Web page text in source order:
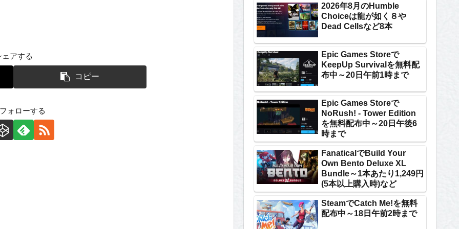
ェアする
コピー
ォローする
2026年8月のHumble
Choiceは龍が如く８や
Dead Cellsなど8本
Epic Games Storeで
KeepUp Survivalを無料配
布中～20日午前1時まで
Epic Games Storeで
NoRush! - Tower Edition
を無料配布中～20日午後6
時まで
FanaticalでBuild Your
Own Bento Deluxe XL
Bundle～1本あたり1,249円
(5本以上購入時)など
SteamでCatch Me!を無料
配布中～18日午前2時まで